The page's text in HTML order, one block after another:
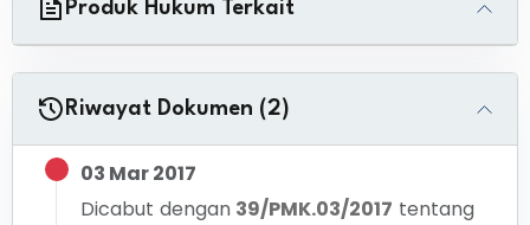
Produk Hukum Terkait
Riwayat Dokumen (2)
03 Mar 2017
Dicabut dengan 39/PMK.03/2017 tentang